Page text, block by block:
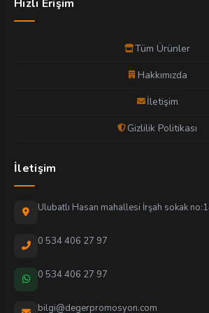
Hızlı Erişim
Tüm Ürünler
Hakkımızda
İletişim
Gizlilik Politikası
İletişim
Ulubatlı Hasan mahallesi İrşah sokak
0 534 406 27 97
0 534 406 27 97
bilgi@degerpromosyon.com